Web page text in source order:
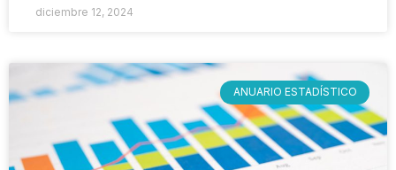
diciembre 12, 2024
ANUARIO ESTADÍSTICO